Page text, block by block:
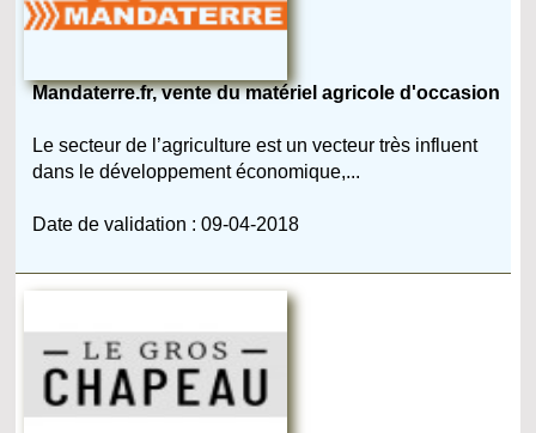
Mandaterre.fr, vente du matériel agricole d'occasion
Le secteur de l’agriculture est un vecteur très influent
dans le développement économique,...
Date de validation : 09-04-2018